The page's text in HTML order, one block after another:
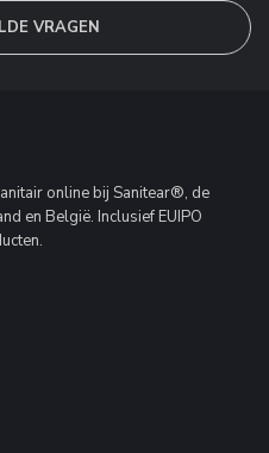
VRAGEN
online bij Sanitear®, de
en België. Inclusief EUIPO